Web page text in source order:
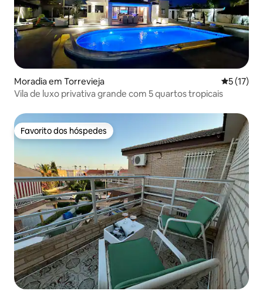
Moradia em Torrevieja
5 (17)
Vila de luxo privativa grande com 5 quartos tropicais
Favorito dos hóspedes
Favorito dos hóspedes